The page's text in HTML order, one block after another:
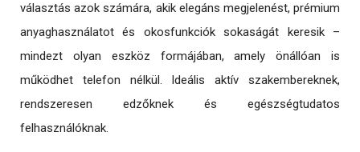
választás azok számára, akik elegáns megjelenést, prémium
anyaghasználatot és okosfunkciók sokaságát keresik –
mindezt olyan eszköz formájában, amely önállóan is
működhet telefon nélkül. Ideális aktív szakembereknek,
rendszeresen edzőknek és egészségtudatos
felhasználóknak.